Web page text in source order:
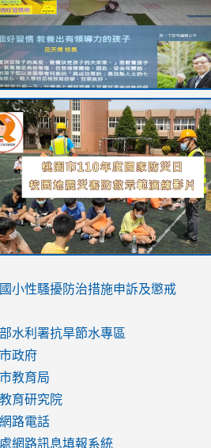
sites.google.com/stes.tyc.edu.tw/
drive.google.com/file/d/
youtu.be/jJOMVWY3-
drive.google.com/file/d/
www.youtube.com/watch?
www.youtube.com/watch?
www.youtube.com/watch?
國小性騷擾防治措施申訴及懲戒
水利署抗旱節水專區
政府
教育局
育研究院
路電話
網路訊息填報系統